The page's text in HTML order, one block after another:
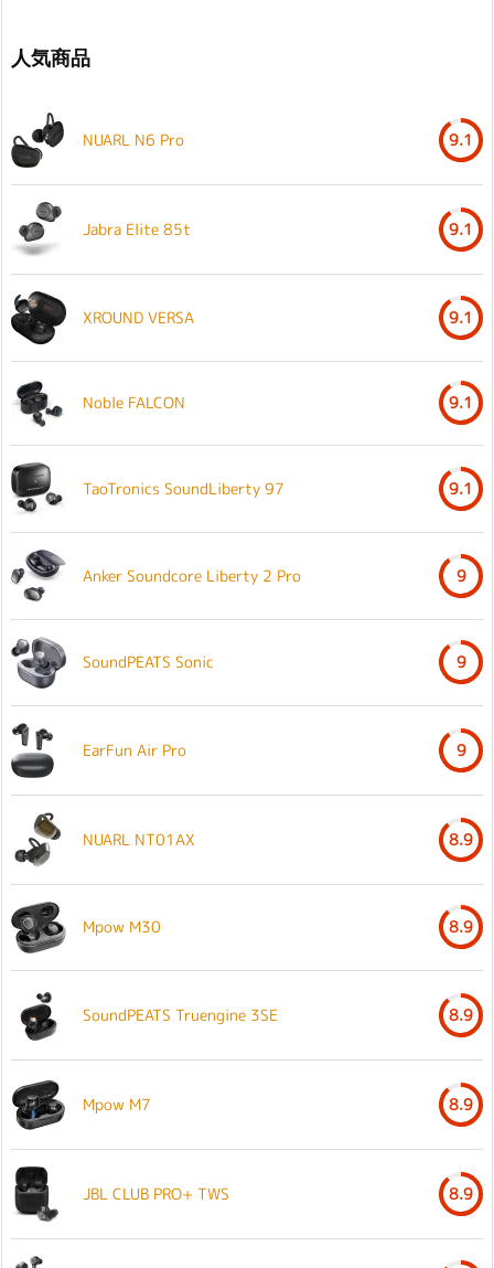
人気商品
NUARL N6 Pro 9.1
Jabra Elite 85t 9.1
XROUND VERSA 9.1
Noble FALCON 9.1
TaoTronics SoundLiberty 97 9.1
Anker Soundcore Liberty 2 Pro 9
SoundPEATS Sonic 9
EarFun Air Pro 9
NUARL NT01AX 8.9
Mpow M30 8.9
SoundPEATS Truengine 3SE 8.9
Mpow M7 8.9
JBL CLUB PRO+ TWS 8.9